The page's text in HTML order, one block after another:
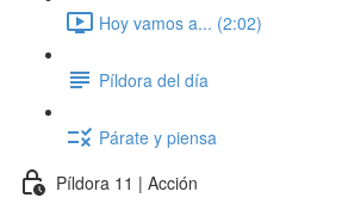
Hoy vamos a... (2:02)
Píldora del día
Párate y piensa
Píldora 11 | Acción